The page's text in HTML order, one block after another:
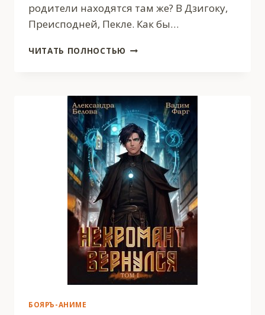
родители находятся там же? В Дзигоку,
Преисподней, Пекле. Как бы…
ЧИТАТЬ ПОЛНОСТЬЮ КЛАН
БОЯРЪ-АНИМЕ